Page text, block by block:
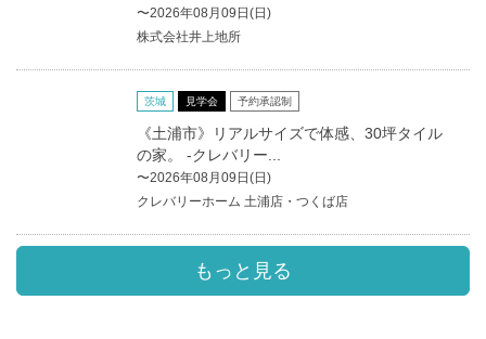
〜2026年08月09日(日)
株式会社井上地所
茨城 見学会 予約承認制
《土浦市》リアルサイズで体感、30坪タイル
の家。 -クレバリー...
〜2026年08月09日(日)
クレバリーホーム 土浦店・つくば店
もっと見る